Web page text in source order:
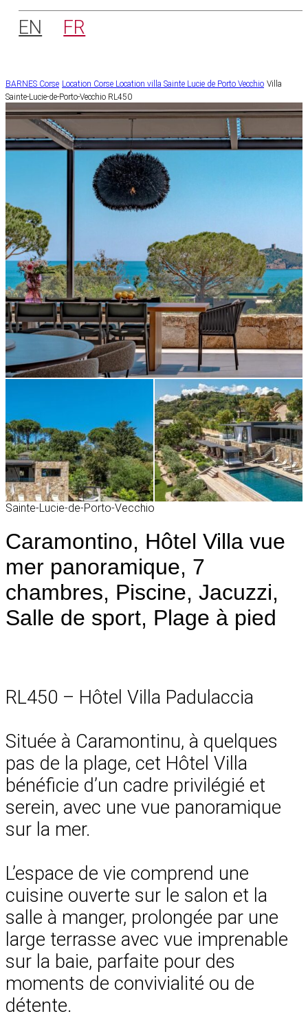
EN FR
BARNES Corse Location Corse Location villa Sainte Lucie de Porto Vecchio Villa
Sainte-Lucie-de-Porto-Vecchio RL450
Sainte-Lucie-de-Porto-Vecchio
Caramontino, Hôtel Villa vue
mer panoramique, 7
chambres, Piscine, Jacuzzi,
Salle de sport, Plage à pied
RL450 – Hôtel Villa Padulaccia
Située à Caramontinu, à quelques
pas de la plage, cet Hôtel Villa
bénéficie d’un cadre privilégié et
serein, avec une vue panoramique
sur la mer.
L’espace de vie comprend une
cuisine ouverte sur le salon et la
salle à manger, prolongée par une
large terrasse avec vue imprenable
sur la baie, parfaite pour des
moments de convivialité ou de
détente.